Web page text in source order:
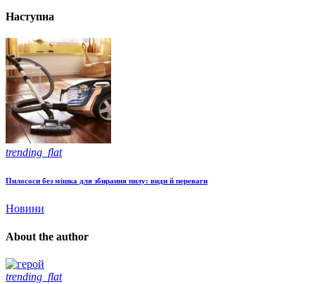
Наступна
trending_flat
Пилососи без мішка для збирання пилу: види й переваги
Новини
About the author
trending_flat